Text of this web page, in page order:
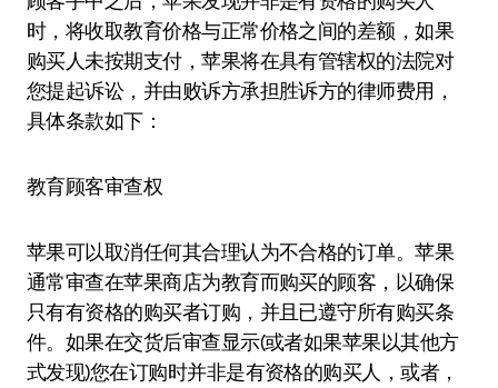
时，将收取教育价格与正常价格之间的差额，如果
购买人未按期支付，苹果将在具有管辖权的法院对
您提起诉讼，并由败诉方承担胜诉方的律师费用，
具体条款如下：
教育顾客审查权
苹果可以取消任何其合理认为不合格的订单。苹果
通常审查在苹果商店为教育而购买的顾客，以确保
只有有资格的购买者订购，并且已遵守所有购买条
件。如果在交货后审查显示(或者如果苹果以其他方
式发现)您在订购时并非是有资格的购买人，或者，